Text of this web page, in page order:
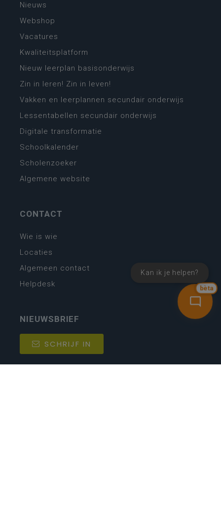
bèta
Kan ik je helpen?
Nieuws
Webshop
Vacatures
Kwaliteitsplatform
Nieuw leerplan basisonderwijs
Zin in leren! Zin in leven!
Vakken en leerplannen secundair onderwijs
Lessentabellen secundair onderwijs
Digitale transformatie
Schoolkalender
Scholenzoeker
Algemene website
CONTACT
Wie is wie
Locaties
Algemeen contact
Helpdesk
NIEUWSBRIEF
SCHRIJF IN